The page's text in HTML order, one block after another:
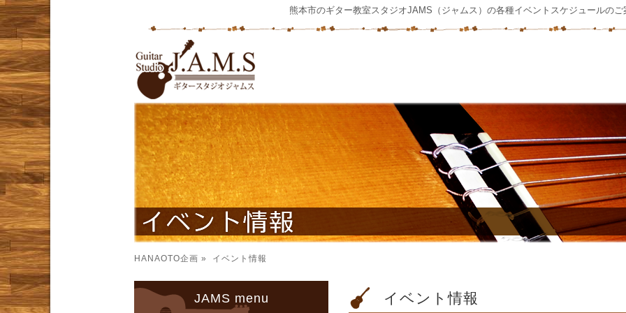
熊本市のギター教室スタジオJAMS（ジャムス）の各種イベントスケジュールのご
HANAOTO企画 » イベント情報
JAMS menu イベント情報